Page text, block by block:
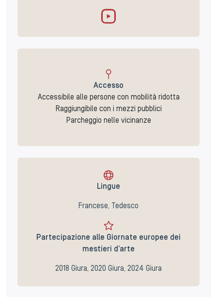
Accesso
Accessibile alle persone con mobilità ridotta
Raggiungibile con i mezzi pubblici
Parcheggio nelle vicinanze
Lingue
Francese, Tedesco
Partecipazione alle Giornate europee dei
mestieri d’arte
2018 Giura, 2020 Giura, 2024 Giura